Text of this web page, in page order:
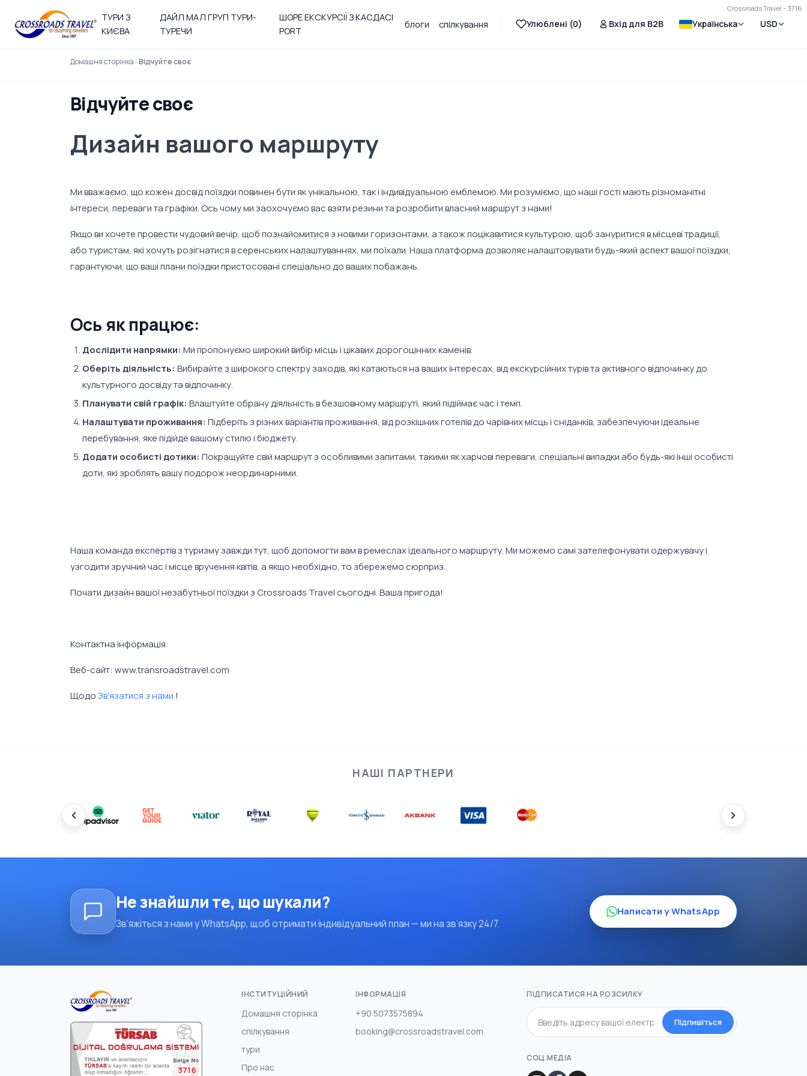
Crossroads Travel - 3716
ТУРИ З
КИЄВА
ДАЙЛ МАЛ ГРУП ТУРИ-
ТУРЕЧИ
ШОРЕ ЕКСКУРСІЇ З КАСДАСІ
PORT
блоги спілкування Улюблені (0) Вхід для B2B Українська USD
Домашня сторінка Відчуйте своє
Відчуйте своє
Дизайн вашого маршруту
Ми вважаємо, що кожен досвід поїздки повинен бути як унікальною, так і індивідуальною емблемою. Ми розуміємо, що наші гості мають різноманітні
інтереси, переваги та графіки. Ось чому ми заохочуємо вас взяти резини та розробити власний маршрут з нами!
Якщо ви хочете провести чудовий вечір, щоб познайомитися з новими горизонтами, а також поцікавитися культурою, щоб зануритися в місцеві традиції,
або туристам, які хочуть розігнатися в серенських налаштуваннях, ми поїхали. Наша платформа дозволяє налаштовувати будь-який аспект вашої поїздки,
гарантуючи, що ваші плани поїздки пристосовані спеціально до ваших побажань.
Ось як працює:
Дослідити напрямки: Ми пропонуємо широкий вибір місць і цікавих дорогоцінних каменів.
Оберіть діяльність: Вибирайте з широкого спектру заходів, які катаються на ваших інтересах, від екскурсійних турів та активного відпочинку до
культурного досвіду та відпочинку.
Планувати свій графік: Влаштуйте обрану діяльність в безшовному маршруті, який підіймає час і темп.
Налаштувати проживання: Підберіть з різних варіантів проживання, від розкішних готелів до чарівних місць і сніданків, забезпечуючи ідеальне
перебування, яке підійде вашому стилю і бюджету.
Додати особисті дотики: Покращуйте свій маршрут з особливими запитами, такими як харчові переваги, спеціальні випадки або будь-які інші особисті
доти, які зроблять вашу подорож неординарними.
Наша команда експертів з туризму завжди тут, щоб допомогти вам в ремеслах ідеального маршруту. Ми можемо самі зателефонувати одержувачу і
узгодити зручний час і місце вручення квітів, а якщо необхідно, то збережемо сюрприз.
Почати дизайн вашої незабутньої поїздки з Crossroads Travel сьогодні. Ваша пригода!
Контактна інформація:
Веб-сайт: www.transroadstravel.com
ЩодоЗв'язатися з нами !
НАШІ ПАРТНЕРИ
Не знайшли те, що шукали?
Зв’яжіться з нами у WhatsApp, щоб отримати індивідуальний план — ми на зв’язку 24/7.
Написати у WhatsApp
3716
ІНСТИТУЦІЙНИЙ
Домашня сторінка
спілкування
тури
Про нас
ІНФОРМАЦІЯ
+90 5073575894
booking@crossroadstravel.com
ПІДПИСАТИСЯ НА РОЗСИЛКУ
Підпишіться
СОЦ.МЕДІА